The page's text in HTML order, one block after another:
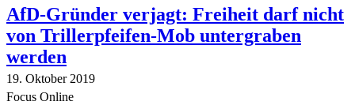
AfD-Gründer verjagt: Freiheit darf nicht
von Trillerpfeifen-Mob untergraben
werden
19. Oktober 2019
Focus Online